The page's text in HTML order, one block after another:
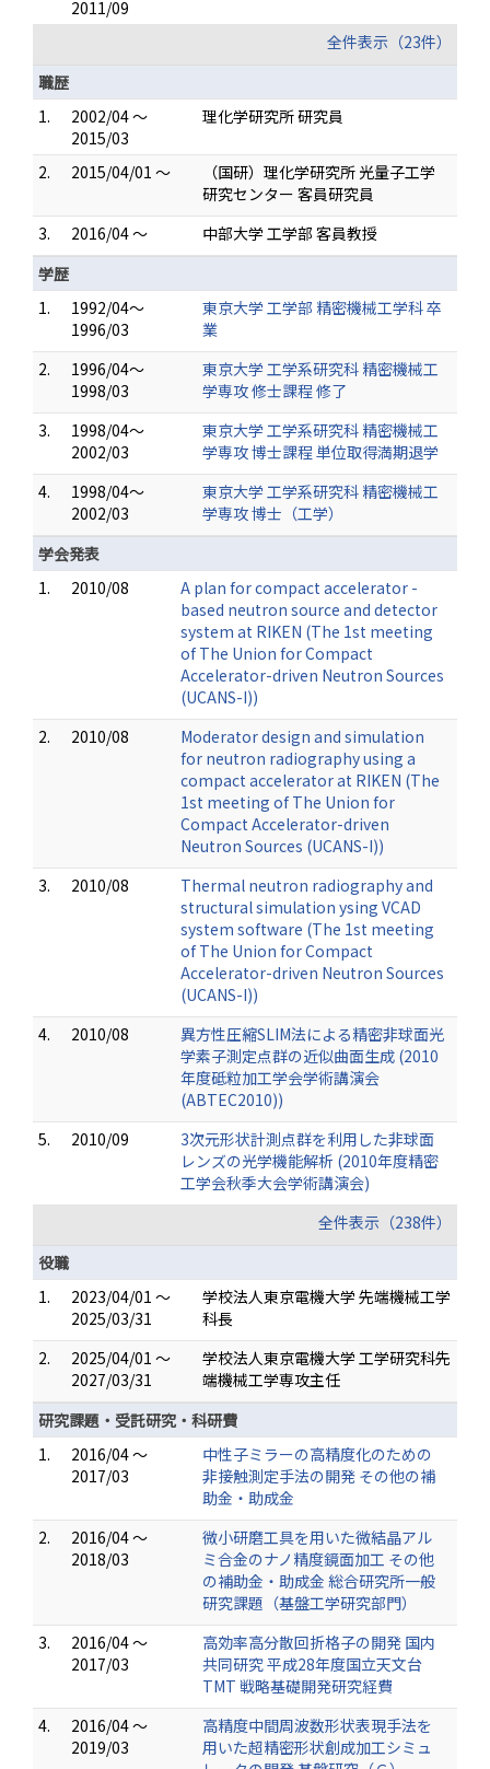
2011/09
全件表示（23件）
職歴
1.
2002/04 ～
2015/03
理化学研究所 研究員
2. 2015/04/01 ～
（国研）理化学研究所 光量子工学
研究センター 客員研究員
3.
2016/04 ～
中部大学 工学部 客員教授
学歴
1.
1992/04～
1996/03
東京大学 工学部 精密機械工学科 卒
業
2.
1996/04～
1998/03
東京大学 工学系研究科 精密機械工
学専攻 修士課程 修了
3.
1998/04～
2002/03
東京大学 工学系研究科 精密機械工
学専攻 博士課程 単位取得満期退学
4.
1998/04～
2002/03
東京大学 工学系研究科 精密機械工
学専攻 博士（工学）
学会発表
1.
2010/08
A plan for compact accelerator -
based neutron source and detector
system at RIKEN (The 1st meeting
of The Union for Compact
Accelerator-driven Neutron Sources
(UCANS-I))
2.
2010/08
Moderator design and simulation
for neutron radiography using a
compact accelerator at RIKEN (The
1st meeting of The Union for
Compact Accelerator-driven
Neutron Sources (UCANS-I))
3.
2010/08
Thermal neutron radiography and
structural simulation ysing VCAD
system software (The 1st meeting
of The Union for Compact
Accelerator-driven Neutron Sources
(UCANS-I))
4.
2010/08
異方性圧縮SLIM法による精密非球面光
学素子測定点群の近似曲面生成 (2010
年度砥粒加工学会学術講演会
(ABTEC2010))
5.
2010/09
3次元形状計測点群を利用した非球面
レンズの光学機能解析 (2010年度精密
工学会秋季大会学術講演会)
全件表示（238件）
役職
1.
2023/04/01 ～
2025/03/31
学校法人東京電機大学 先端機械工学
科長
2.
2025/04/01 ～
2027/03/31
学校法人東京電機大学 工学研究科先
端機械工学専攻主任
研究課題・受託研究・科研費
1.
2016/04 ～
2017/03
中性子ミラーの高精度化のための
非接触測定手法の開発 その他の補
助金・助成金
2.
2016/04 ～
2018/03
微小研磨工具を用いた微結晶アル
ミ合金のナノ精度鏡面加工 その他
の補助金・助成金 総合研究所一般
研究課題（基盤工学研究部門）
3.
2016/04 ～
2017/03
高効率高分散回折格子の開発 国内
共同研究 平成28年度国立天文台
TMT 戦略基礎開発研究経費
4.
2016/04 ～
2019/03
高精度中間周波数形状表現手法を
用いた超精密形状創成加工シミュ